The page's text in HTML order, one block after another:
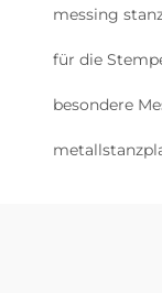
messing
für die
besondere